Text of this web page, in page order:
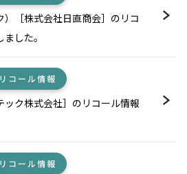
）［株式会社日直商会］のリコ
した。
コール情報
ック株式会社］のリコール情報
コール情報